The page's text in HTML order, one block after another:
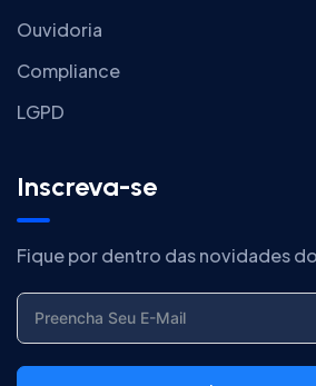
Ouvidoria
Compliance
LGPD
Inscreva-se
Fique por dentro das novidades